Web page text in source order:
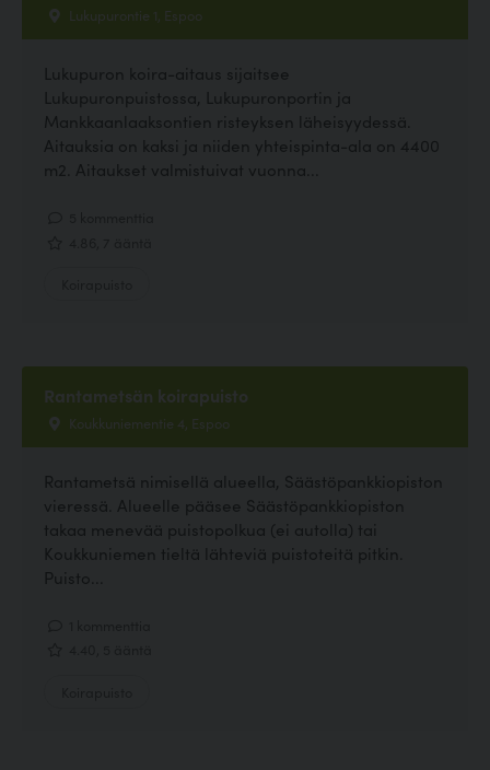
Lukupurontie 1, Espoo
Lukupuron koira-aitaus sijaitsee
Lukupuronpuistossa, Lukupuronportin ja
Mankkaanlaaksontien risteyksen läheisyydessä.
Aitauksia on kaksi ja niiden yhteispinta-ala on 4400
m2. Aitaukset valmistuivat vuonna...
Rantametsän koirapuisto
Koukkuniementie 4, Espoo
Rantametsä nimisellä alueella, Säästöpankkiopiston
vieressä. Alueelle pääsee Säästöpankkiopiston
takaa menevää puistopolkua (ei autolla) tai
Koukkuniemen tieltä lähteviä puistoteitä pitkin.
Puisto...